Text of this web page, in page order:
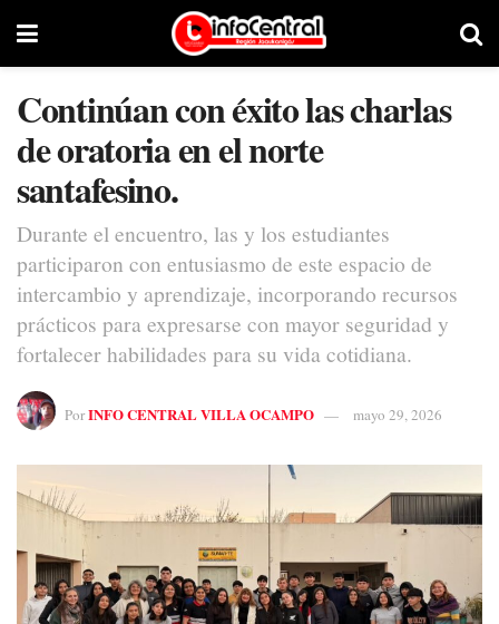
Continúan con éxito las charlas
de oratoria en el norte
santafesino.
Durante el encuentro, las y los estudiantes
participaron con entusiasmo de este espacio de
intercambio y aprendizaje, incorporando recursos
prácticos para expresarse con mayor seguridad y
fortalecer habilidades para su vida cotidiana.
PorINFO CENTRAL VILLA OCAMPO mayo 29, 2026